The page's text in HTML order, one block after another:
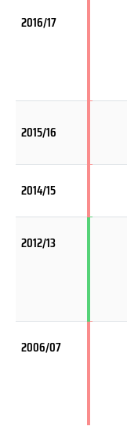
2016/17
2015/16
2014/15
2012/13
2006/07